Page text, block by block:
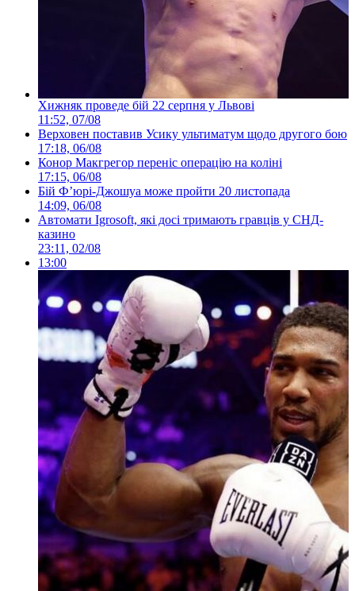
Хижняк проведе бій 22 серпня у Львові
11:52, 07/08
Верховен поставив Усику ультиматум щодо другого бою
17:18, 06/08
Конор Макгрегор переніс операцію на коліні
17:15, 06/08
Бій Ф’юрі-Джошуа може пройти 20 листопада
14:09, 06/08
Автомати Igrosoft, які досі тримають гравців у СНД-
казино
23:11, 02/08
13:00